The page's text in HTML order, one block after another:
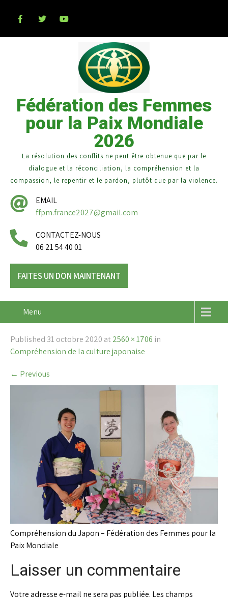
Fédération des Femmes
pour la Paix Mondiale
2026
La résolution des conflits ne peut être obtenue que par le
dialogue et la réconciliation, la compréhension et la
compassion, le repentir et le pardon, plutôt que par la violence.
EMAIL
ffpm.france2027@gmail.com
CONTACTEZ-NOUS
06 21 54 40 01
FAITES UN DON MAINTENANT
Menu
Published 31 octobre 2020 at 2560 × 1706 in
Compréhension de la culture japonaise
← Previous
Compréhension du Japon – Fédération des Femmes pour la
Paix Mondiale
Laisser un commentaire
Votre adresse e-mail ne sera pas publiée. Les champs